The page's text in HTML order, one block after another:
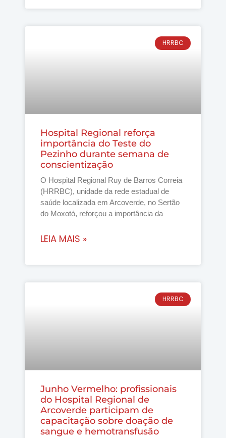
HRRBC
Hospital Regional reforça
importância do Teste do
Pezinho durante semana de
conscientização
O Hospital Regional Ruy de Barros Correia
(HRRBC), unidade da rede estadual de
saúde localizada em Arcoverde, no Sertão
do Moxotó, reforçou a importância da
LEIA MAIS »
HRRBC
Junho Vermelho: profissionais
do Hospital Regional de
Arcoverde participam de
capacitação sobre doação de
sangue e hemotransfusão